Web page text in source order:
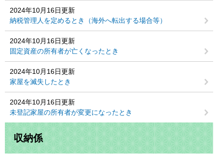
2024年10月16日更新
納税管理人を定めるとき（海外へ転出する場合等）
2024年10月16日更新
固定資産の所有者が亡くなったとき
2024年10月16日更新
家屋を滅失したとき
2024年10月16日更新
未登記家屋の所有者が変更になったとき
収納係